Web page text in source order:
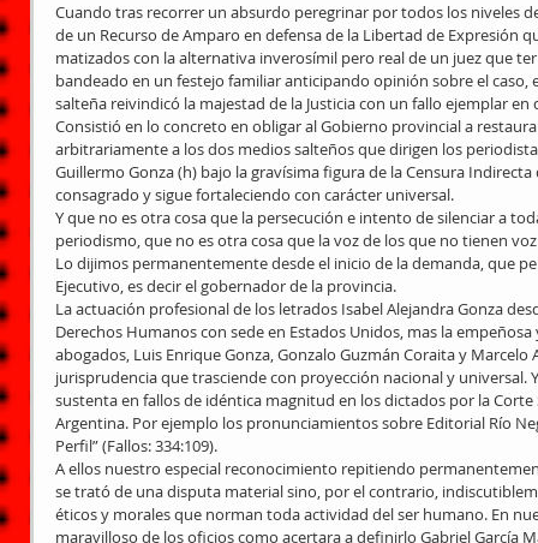
Cuando tras recorrer un absurdo peregrinar por todos los niveles
de un Recurso de Amparo en defensa de la Libertad de Expresión
matizados con la alternativa inverosímil pero real de un juez que
bandeado en un festejo familiar anticipando opinión sobre el caso,
salteña reivindicó la majestad de la Justicia con un fallo ejemplar
Consistió en lo concreto en obligar al Gobierno provincial a
arbitrariamente a los dos medios salteños que dirigen los
Guillermo Gonza (h) bajo la gravísima figura de la Censura
consagrado y sigue fortaleciendo con carácter universal.
Y que no es otra cosa que la persecución e intento de silenciar a
periodismo, que no es otra cosa que la voz de los que no tienen
Lo dijimos permanentemente desde el inicio de la demanda, que
Ejecutivo, es decir el gobernador de la provincia.
La actuación profesional de los letrados Isabel Alejandra Gonza
Derechos Humanos con sede en Estados Unidos, mas la
abogados, Luis Enrique Gonza, Gonzalo Guzmán Coraita y
jurisprudencia que trasciende con proyección nacional y universal.
sustenta en fallos de idéntica magnitud en los dictados por la
Argentina. Por ejemplo los pronunciamientos sobre Editorial Río
Perfil” (Fallos: 334:109).
A ellos nuestro especial reconocimiento repitiendo
se trató de una disputa material sino, por el contrario,
éticos y morales que norman toda actividad del ser humano. En
maravilloso de los oficios como acertara a definirlo Gabriel García